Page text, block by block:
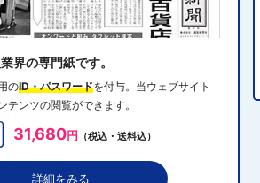
日 14:32
日 13:40
ゾゾと”コーデ対決”、”千葉愛”テーマにフ
界の専門紙です。
のID・パスワードを付与。当ウェブサイト
テンツの閲覧ができます。
31,680円 （税込・送料込）
詳細をみる